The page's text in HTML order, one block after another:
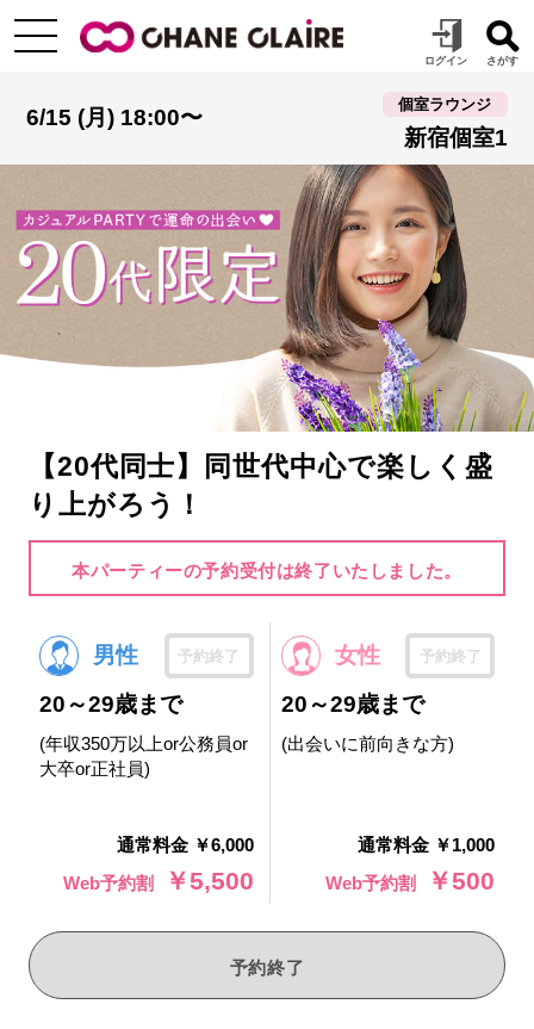
6/15 (月) 18:00〜
個室ラウンジ
新宿個室1
【20代同士】同世代中心で楽しく盛
り上がろう！
本パーティーの予約受付は終了いたしました。
男性 予約終了
20～29歳まで
(年収350万以上or公務員or
大卒or正社員)
通常料金 ￥6,000
Web予約割
￥5,500
女性 予約終了
20～29歳まで
(出会いに前向きな方)
通常料金 ￥1,000
Web予約割
￥500
予約終了